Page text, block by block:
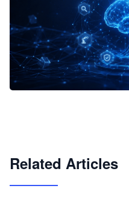
Related Articles